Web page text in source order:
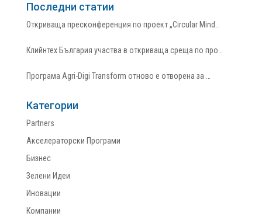
Последни статии
Откриваща пресконференция по проект „Circular Mind…
Клийнтех България участва в откриваща среща по про…
Програма Agri-Digi Transform отново е отворена за …
Категории
Partners
Акселераторски Програми
Бизнес
Зелени Идеи
Иновации
Компании